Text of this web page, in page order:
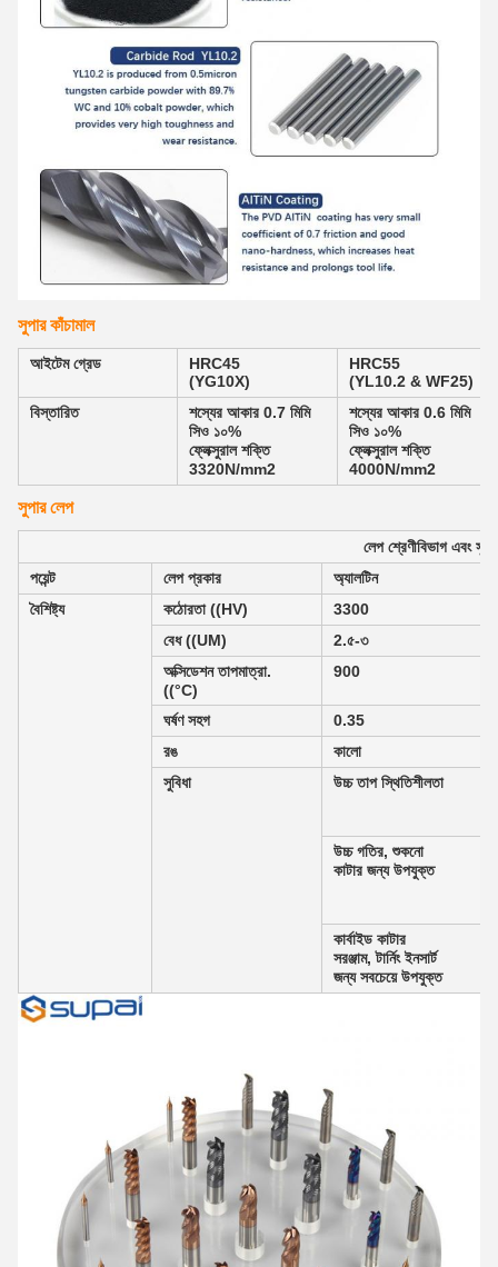
সুপার কাঁচামাল
আইটেম গ্রেড
HRC45
(YG10X)
HRC55
(YL10.2 & WF25)
বিস্তারিত
শস্যের আকার 0.7 মিমি
সিও ১০%
ফ্লেক্সুরাল শক্তি
3320N/mm2
শস্যের আকার 0.6 মিমি
সিও ১০%
ফ্লেক্সুরাল শক্তি
4000N/mm2
সুপার লেপ
লেপ শ্রেণীবিভাগ এবং
পয়েন্ট
লেপ প্রকার
অ্যালটিন
বৈশিষ্ট্য
কঠোরতা ((HV)
3300
বেধ ((UM)
2.৫-৩
অক্সিডেশন তাপমাত্রা.
((°C)
900
ঘর্ষণ সহগ
0.35
রঙ
কালো
সুবিধা
উচ্চ তাপ স্থিতিশীলতা
উচ্চ গতির, শুকনো
কাটার জন্য উপযুক্ত
কার্বাইড কাটার
সরঞ্জাম, টার্নিং ইনসার্ট
জন্য সবচেয়ে উপযুক্ত